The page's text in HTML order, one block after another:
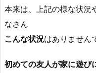
本来は、上記の様な状況
なさん
こんな状況はありません
初めての友人が家に遊